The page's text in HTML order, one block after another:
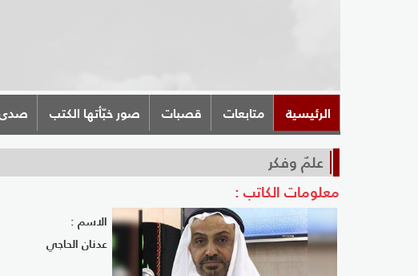
الرئيسية متابعات قصبات صور خبّأتها الكتب صدى
علمٌ وفكر
معلومات الكاتب :
الاسم :
عدنان الحاجي